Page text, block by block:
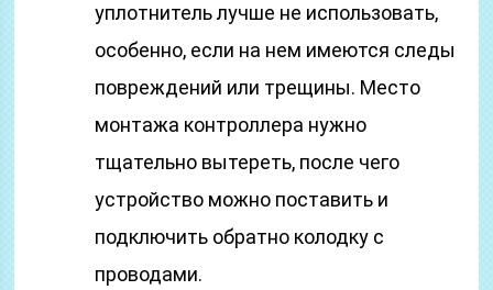
уплотнитель лучше не использовать,
особенно, если на нем имеются следы
повреждений или трещины. Место
монтажа контроллера нужно
тщательно вытереть, после чего
устройство можно поставить и
подключить обратно колодку с
проводами.